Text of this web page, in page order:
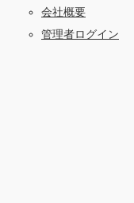
会社概要
管理者ログイン